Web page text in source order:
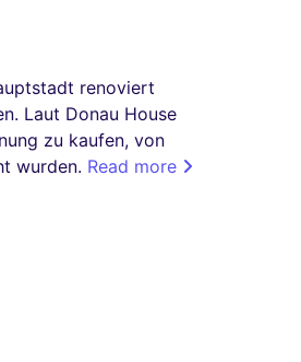
renoviert
Laut Donau House
zu kaufen, von
wurden. Read more